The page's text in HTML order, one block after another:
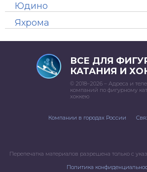
Юдино
Яхрома
ВСЕ ДЛЯ
КАТАНИЯ И
© 2018–2026 – Адреса и
компаний по фигурному
хоккею
Компании в городах России
Перепечатка материалов разрешена только с
Политика